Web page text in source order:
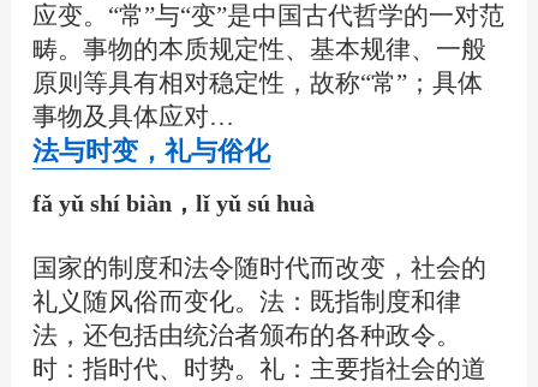
应变。“常”与“变”是中国古代哲学的一对范
畴。事物的本质规定性、基本规律、一般
原则等具有相对稳定性，故称“常”；具体
事物及具体应对…
法与时变，礼与俗化
fǎ yǔ shí biàn，lǐ yǔ sú huà
国家的制度和法令随时代而改变，社会的
礼义随风俗而变化。法：既指制度和律
法，还包括由统治者颁布的各种政令。
时：指时代、时势。礼：主要指社会的道